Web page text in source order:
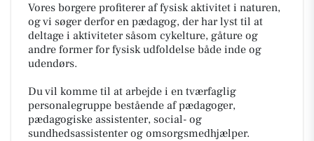
Vores borgere profiterer af fysisk aktivitet i naturen,
og vi søger derfor en pædagog, der har lyst til at
deltage i aktiviteter såsom cykelture, gåture og
andre former for fysisk udfoldelse både inde og
udendørs.
Du vil komme til at arbejde i en tværfaglig
personalegruppe bestående af pædagoger,
pædagogiske assistenter, social- og
sundhedsassistenter og omsorgsmedhjælper.